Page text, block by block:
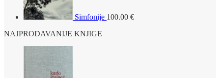
Simfonije 100.00 €
NAJPRODAVANIJE KNJIGE